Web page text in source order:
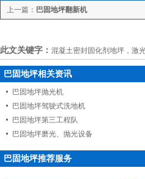
上一篇： 巴固地坪翻新机
此文关键字： 混凝土密封固化剂地坪，激
巴固地坪相关资讯
巴固地坪抛光机
巴固地坪驾驶式洗地机
巴固地坪第三工程队
巴固地坪磨光、抛光设备
巴固地坪推荐服务